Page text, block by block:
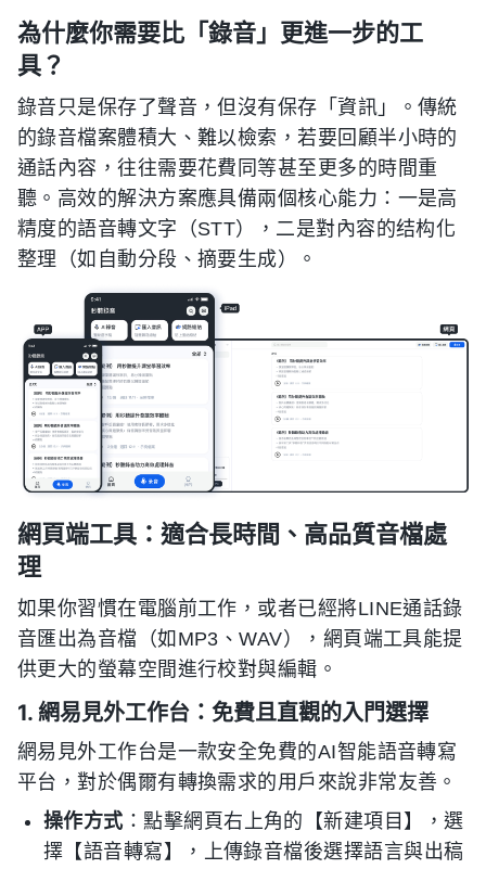
為什麼你需要比「錄音」更進一步的工
具？
錄音只是保存了聲音，但沒有保存「資訊」。傳統
的錄音檔案體積大、難以檢索，若要回顧半小時的
通話內容，往往需要花費同等甚至更多的時間重
聽。高效的解決方案應具備兩個核心能力：一是高
精度的語音轉文字（STT），二是對內容的结构化
整理（如自動分段、摘要生成）。
網頁端工具：適合長時間、高品質音檔處
理
如果你習慣在電腦前工作，或者已經將LINE通話錄
音匯出為音檔（如MP3、WAV），網頁端工具能提
供更大的螢幕空間進行校對與編輯。
1. 網易見外工作台：免費且直觀的入門選擇
網易見外工作台是一款安全免費的AI智能語音轉寫
平台，對於偶爾有轉換需求的用戶來說非常友善。
操作方式：點擊網頁右上角的【新建項目】，選
擇【語音轉寫】，上傳錄音檔後選擇語言與出稿